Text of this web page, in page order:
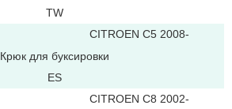
TW
CITROEN C5 2008-
Крюк для буксировки
ES
CITROEN C8 2002-